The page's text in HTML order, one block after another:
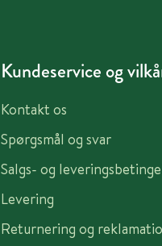
Kundeservice og
Kontakt os
Spørgsmål og svar
Salgs- og
Levering
Returnering og